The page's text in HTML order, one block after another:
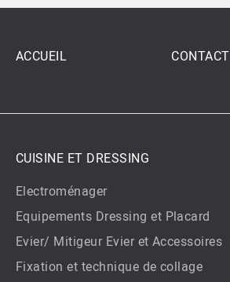
ACCUEIL CONTACT
CUISINE ET DRESSING
Electroménager
Equipements Dressing et Placard
Evier/ Mitigeur Evier et Accessoires
Fixation et technique de collage